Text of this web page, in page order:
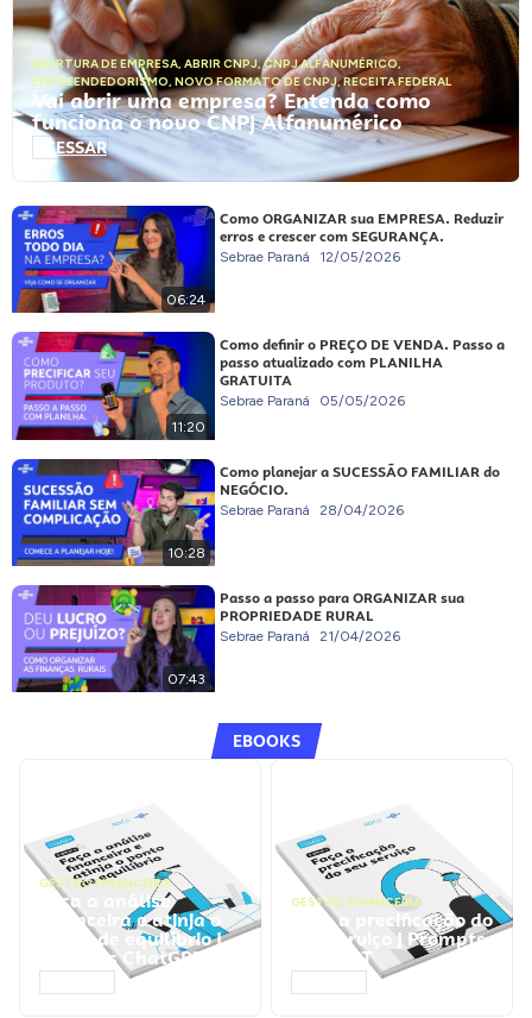
ABERTURA DE EMPRESA, ABRIR CNPJ,CNPJ ALFANUMÉRICO,
EMPREENDEDORISMO, NOVO FORMATO DE CNPJ,RECEITA FEDERAL
Vai abrir uma empresa? Entenda como
funciona o novo CNPJ Alfanumérico
ACESSAR
06:24
Como ORGANIZAR sua EMPRESA. Reduzir
erros e crescer com SEGURANÇA.
Sebrae Paraná 12/05/2026
11:20
Como definir o PREÇO DE VENDA. Passo a
passo atualizado com PLANILHA
GRATUITA
Sebrae Paraná 05/05/2026
10:28
Como planejar a SUCESSÃO FAMILIAR do
NEGÓCIO.
Sebrae Paraná 28/04/2026
07:43
Passo a passo para ORGANIZAR sua
PROPRIEDADE RURAL
Sebrae Paraná 21/04/2026
EBOOKS
GESTÃO FINANCEIRA
Faça a análise
financeira e atinja o
ponto de equilíbrio |
Prompts ChatGPT
GESTÃO FINANCEIRA
Faça a precificação do
seu serviço | Prompts
ChatGPT